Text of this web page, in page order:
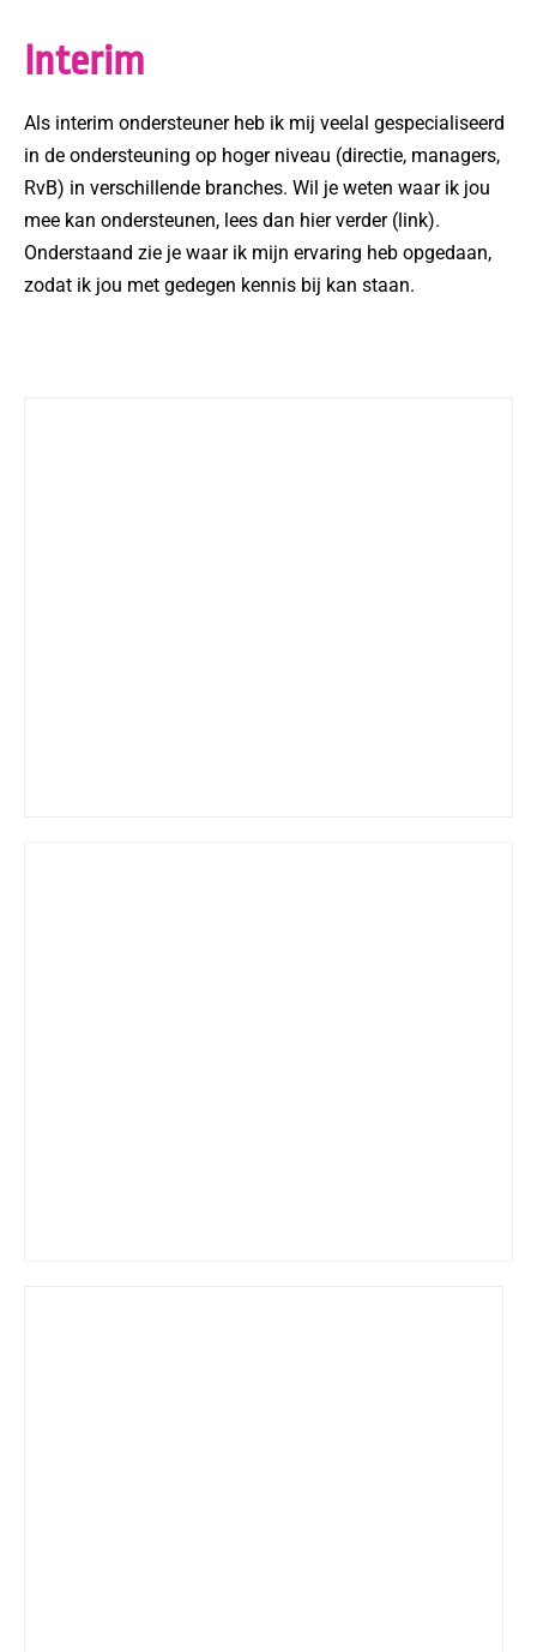
Interim
Als interim ondersteuner heb ik mij veelal gespecialiseerd
in de ondersteuning op hoger niveau (directie, managers,
RvB) in verschillende branches. Wil je weten waar ik jou
mee kan ondersteunen, lees dan hier verder (link).
Onderstaand zie je waar ik mijn ervaring heb opgedaan,
zodat ik jou met gedegen kennis bij kan staan.